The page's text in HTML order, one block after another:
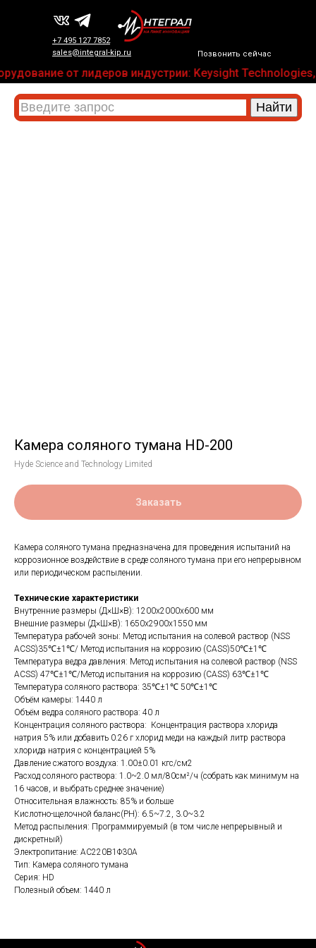
Позвонить сейчас
+7 495 127 7852
sales@integral-kip.ru
от лидеров индустрии: Keysight Technologies,
Камера соляного тумана HD-200
Hyde Science and Technology Limited
Заказать
Камера соляного тумана предназначена для проведения испытаний на
коррозионное воздействие в среде соляного тумана при его непрерывном
или периодическом распылении.
Технические характеристики
Внутренние размеры (Д×Ш×В): 1200x2000x600 мм
Внешние размеры (Д×Ш×В): 1650x2900x1550 мм
Температура рабочей зоны: Метод испытания на солевой раствор (NSS
ACSS)35℃±1℃/ Метод испытания на коррозию (CASS)50℃±1℃
Температура ведра давления: Метод испытания на солевой раствор (NSS
ACSS) 47℃±1℃/Метод испытания на коррозию (CASS) 63℃±1℃
Температура соляного раствора: 35℃±1℃ 50℃±1℃
Объём камеры: 1440 л
Объём ведра соляного раствора: 40 л
Концентрация соляного раствора: Концентрация раствора хлорида
натрия 5% или добавить 0.26 г хлорид меди на каждый литр раствора
хлорида натрия с концентрацией 5%
Давление сжатого воздуха: 1.00±0.01 кгс/см2
Расход соляного раствора: 1.0~2.0 мл/80см²/ч (собрать как минимум на
16 часов, и выбрать среднее значение)
Относительная влажность: 85% и больше
Кислотно-щелочной баланс(PH): 6.5~7.2, 3.0~3.2
Метод распыления: Программируемый (в том числе непрерывный и
дискретный)
Электропитание: AC220В1Φ30А
Тип: Камера соляного тумана
Серия: HD
Полезный объем: 1440 л